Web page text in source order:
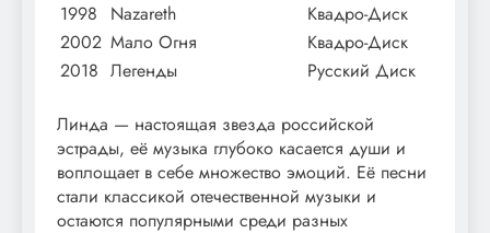
1998
Nazareth
Квадро-Диск
2002 Мало Огня
Квадро-Диск
2018 Легенды Русский Диск
Линда — настоящая звезда российской
эстрады, её музыка глубоко касается души и
воплощает в себе множество эмоций. Её песни
стали классикой отечественной музыки и
остаются популярными среди разных